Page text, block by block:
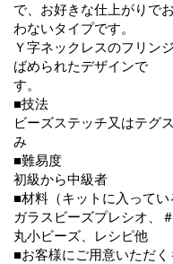
で、お好きな仕上がりで
わないタイプです。
Ｙ字ネックレスのフリン
ばめられたデザインで
■技法
ビーズステッチ又はテグ
■難易度
初級から中級者
■材料（キットに入ってい
ガラスビーズプレシオ、
丸小ビーズ、レシピ他
■お客様にご用意いただく